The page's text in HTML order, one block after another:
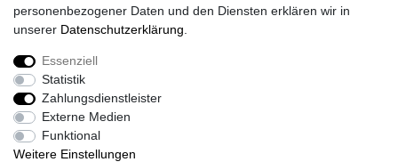
Widerrufs­recht
Daten­schutz­erklärung
personenbezogener Daten und den Diensten erklären wir in
unserer Daten­schutz­erklärung
Essenziell
Statistik
Zahlungsdienstleister
Externe Medien
Funktional
Weitere Einstellungen